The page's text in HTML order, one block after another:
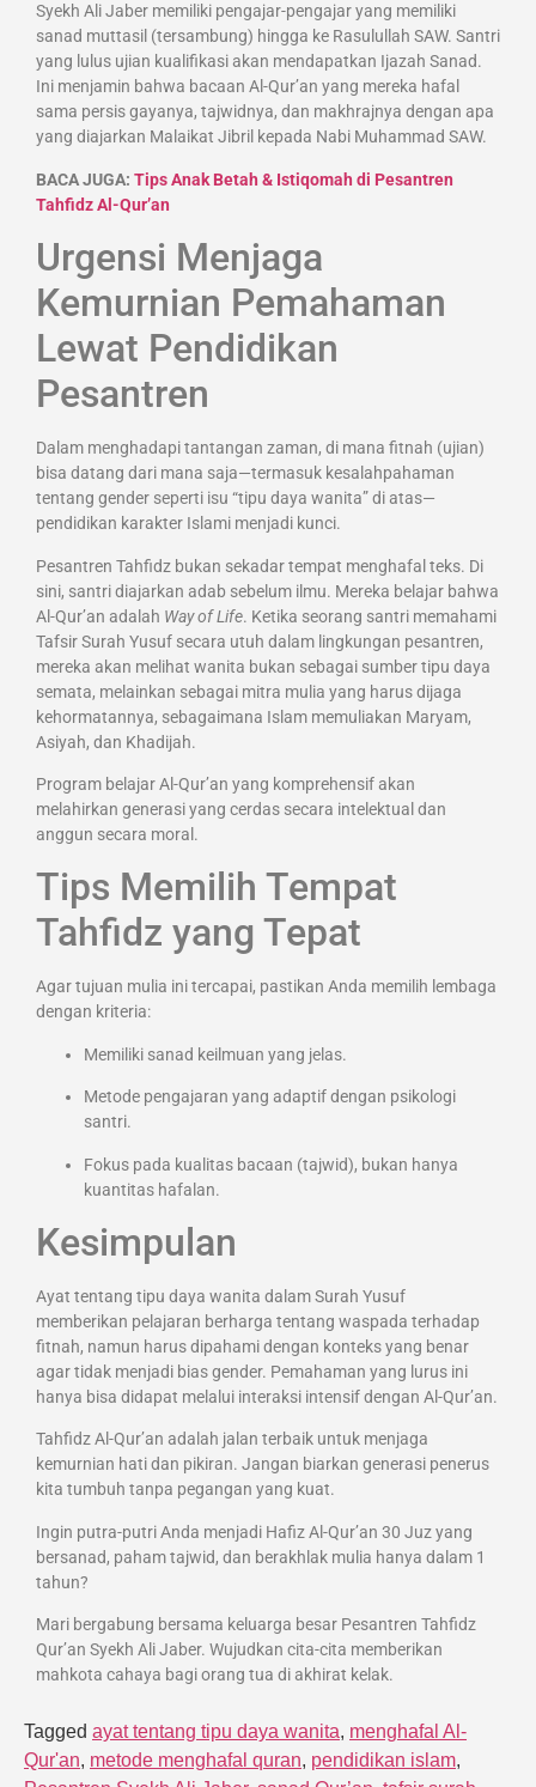
Syekh Ali Jaber memiliki pengajar-pengajar yang memiliki
sanad muttasil (tersambung) hingga ke Rasulullah SAW. Santri
yang lulus ujian kualifikasi akan mendapatkan Ijazah Sanad.
Ini menjamin bahwa bacaan Al-Qur’an yang mereka hafal
sama persis gayanya, tajwidnya, dan makhrajnya dengan apa
yang diajarkan Malaikat Jibril kepada Nabi Muhammad SAW.
BACA JUGA: Tips Anak Betah & Istiqomah di Pesantren
Tahfidz Al-Qur’an
Urgensi Menjaga
Kemurnian Pemahaman
Lewat Pendidikan
Pesantren
Dalam menghadapi tantangan zaman, di mana fitnah (ujian)
bisa datang dari mana saja—termasuk kesalahpahaman
tentang gender seperti isu “tipu daya wanita” di atas—
pendidikan karakter Islami menjadi kunci.
Pesantren Tahfidz bukan sekadar tempat menghafal teks. Di
sini, santri diajarkan adab sebelum ilmu. Mereka belajar bahwa
Al-Qur’an adalah Way of Life. Ketika seorang santri memahami
Tafsir Surah Yusuf secara utuh dalam lingkungan pesantren,
mereka akan melihat wanita bukan sebagai sumber tipu daya
semata, melainkan sebagai mitra mulia yang harus dijaga
kehormatannya, sebagaimana Islam memuliakan Maryam,
Asiyah, dan Khadijah.
Program belajar Al-Qur’an yang komprehensif akan
melahirkan generasi yang cerdas secara intelektual dan
anggun secara moral.
Tips Memilih Tempat
Tahfidz yang Tepat
Agar tujuan mulia ini tercapai, pastikan Anda memilih lembaga
dengan kriteria:
Memiliki sanad keilmuan yang jelas.
Metode pengajaran yang adaptif dengan psikologi
santri.
Fokus pada kualitas bacaan (tajwid), bukan hanya
kuantitas hafalan.
Kesimpulan
Ayat tentang tipu daya wanita dalam Surah Yusuf
memberikan pelajaran berharga tentang waspada terhadap
fitnah, namun harus dipahami dengan konteks yang benar
agar tidak menjadi bias gender. Pemahaman yang lurus ini
hanya bisa didapat melalui interaksi intensif dengan Al-Qur’an.
Tahfidz Al-Qur’an adalah jalan terbaik untuk menjaga
kemurnian hati dan pikiran. Jangan biarkan generasi penerus
kita tumbuh tanpa pegangan yang kuat.
Ingin putra-putri Anda menjadi Hafiz Al-Qur’an 30 Juz yang
bersanad, paham tajwid, dan berakhlak mulia hanya dalam 1
tahun?
Mari bergabung bersama keluarga besar Pesantren Tahfidz
Qur’an Syekh Ali Jaber. Wujudkan cita-cita memberikan
mahkota cahaya bagi orang tua di akhirat kelak.
Tagged ayat tentang tipu daya wanita, menghafal Al-
Qur'an, metode menghafal quran, pendidikan islam,